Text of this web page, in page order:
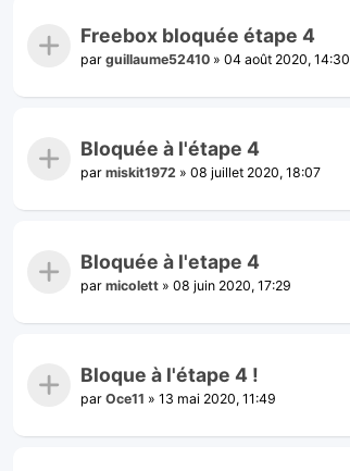
Freebox bloquée étape 4
par guillaume52410 » 04 août 2020, 14:30
Bloquée à l'étape 4
par miskit1972 » 08 juillet 2020, 18:07
Bloquée à l'etape 4
par micolett » 08 juin 2020, 17:29
Bloque à l'étape 4 !
par Oce11 » 13 mai 2020, 11:49